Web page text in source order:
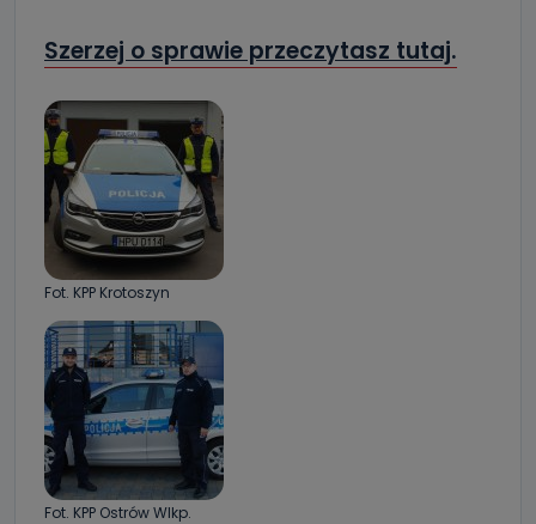
Szerzej o sprawie przeczytasz tutaj.
Fot. KPP Krotoszyn
Fot. KPP Ostrów Wlkp.